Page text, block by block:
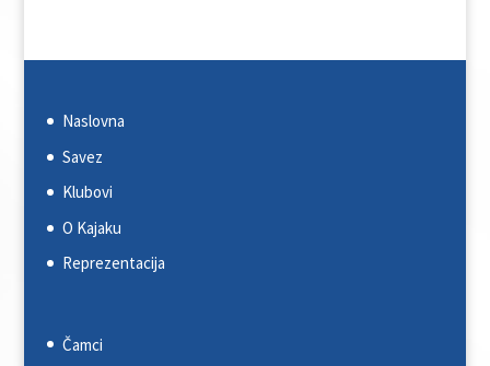
Naslovna
Savez
Klubovi
O Kajaku
Reprezentacija
Čamci